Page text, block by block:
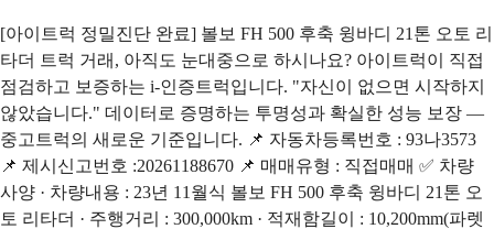
[아이트럭 정밀진단 완료] 볼보 FH 500 후축 윙바디 21톤 오토 리
타더 트럭 거래, 아직도 눈대중으로 하시나요? 아이트럭이 직접
점검하고 보증하는 i-인증트럭입니다. "자신이 없으면 시작하지
않았습니다." 데이터로 증명하는 투명성과 확실한 성능 보장 —
중고트럭의 새로운 기준입니다. 📌 자동차등록번호 : 93나3573
📌 제시신고번호 :20261188670 📌 매매유형 : 직접매매 ✅ 차량
사양 · 차량내용 : 23년 11월식 볼보 FH 500 후축 윙바디 21톤 오
토 리타더 · 주행거리 : 300,000km · 적재함길이 : 10,200mm(파렛